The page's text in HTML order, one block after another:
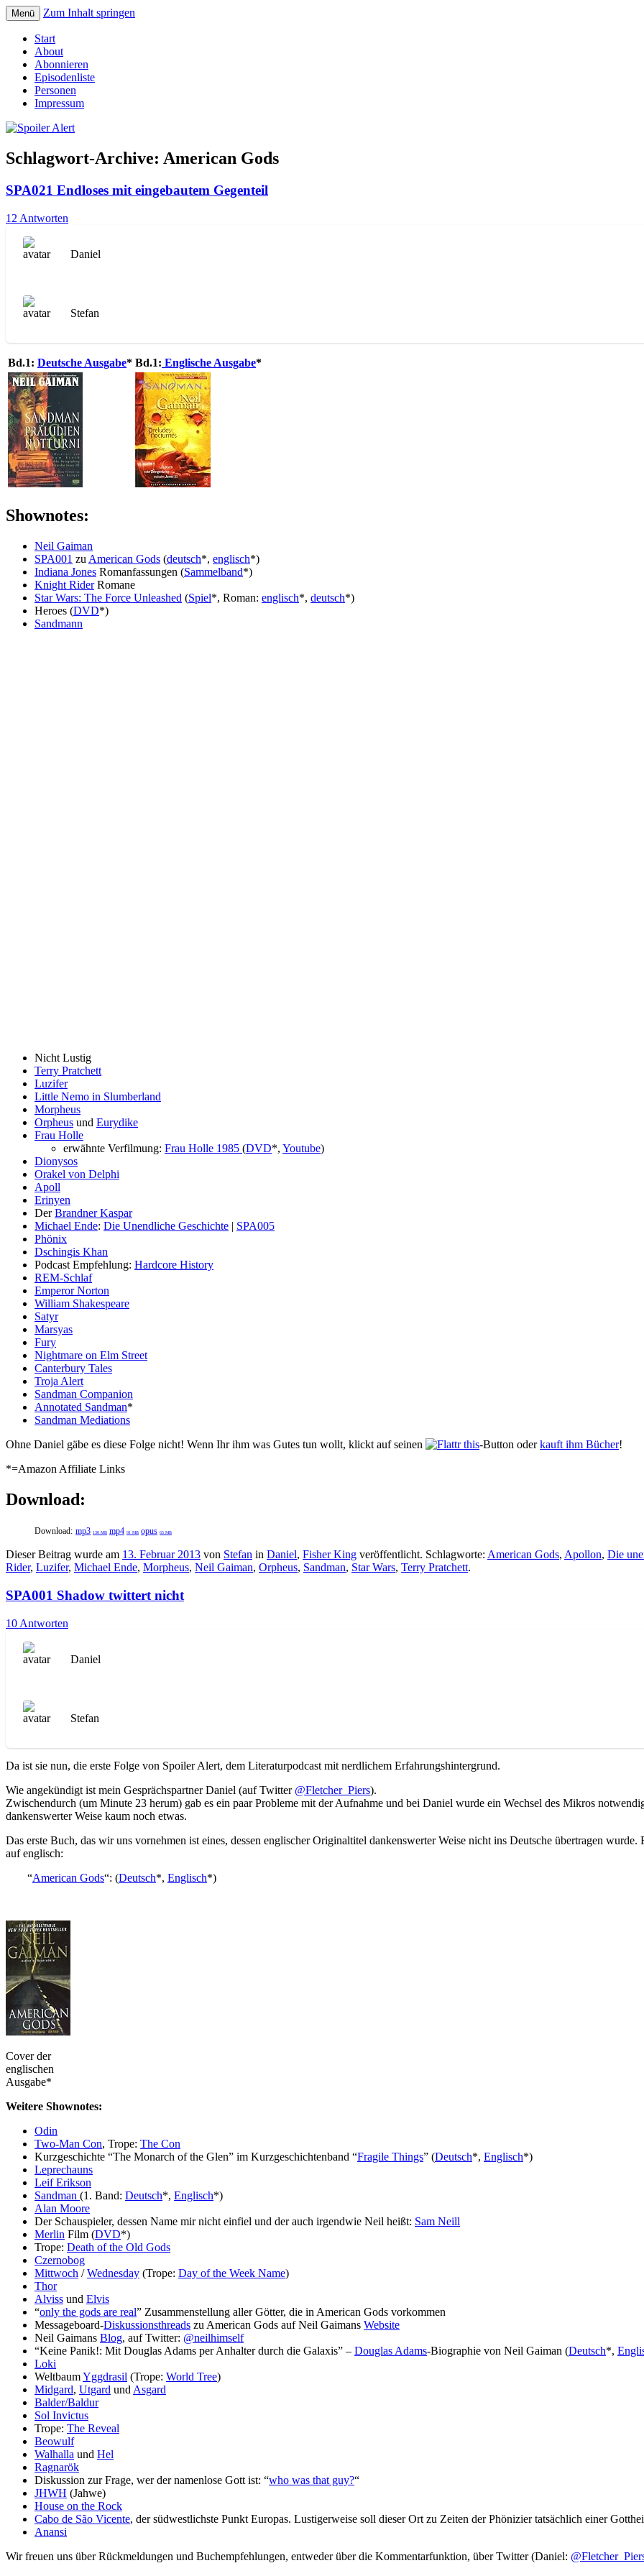
Spoiler Alert
Menü Zum Inhalt springen
Start
About
Abonnieren
Episodenliste
Personen
Impressum
Schlagwort-Archive: American Gods
SPA021 Endloses mit eingebautem Gegenteil
12 Antworten
Daniel
Stefan
Bd.1: Deutsche Ausgabe* Bd.1: Englische Ausgabe*
Shownotes:
Neil Gaiman
SPA001 zu American Gods (deutsch*, englisch*)
Indiana Jones Romanfassungen (Sammelband*)
Knight RiderRomane
Star Wars: The Force Unleashed (Spiel*, Roman: englisch*, deutsch*)
Heroes (DVD*)
Sandmann
Nicht Lustig
Terry Pratchett
Luzifer
Little Nemo in Slumberland
Morpheus
Orpheus und Eurydike
Frau Holle
erwähnte Verfilmung: Frau Holle 1985 (DVD*, Youtube)
Dionysos
Orakel von Delphi
Apoll
Erinyen
DerBrandner Kaspar
Michael Ende: Die Unendliche Geschichte | SPA005
Phönix
Dschingis Khan
Podcast Empfehlung: Hardcore History
REM-Schlaf
Emperor Norton
William Shakespeare
Satyr
Marsyas
Fury
Nightmare on Elm Street
Canterbury Tales
Troja Alert
Sandman Companion
Annotated Sandman*
Sandman Mediations
Ohne Daniel gäbe es diese Folge nicht! Wenn Ihr ihm was Gutes tun wollt, klickt auf seinen
-Button oderkauft ihm Bücher!
*=Amazon Affiliate Links
Download:
Download: mp3 130 MB mp4 91 MB opus 65 MB
Dieser Beitrag wurde am 13. Februar 2013 von Stefan in Daniel, Fisher King veröffentlicht. Schlagworte: American Gods, Apollon, Die
Rider, Luzifer, Michael Ende, Morpheus, Neil Gaiman, Orpheus, Sandman, Star Wars, Terry Pratchett.
SPA001 Shadow twittert nicht
10 Antworten
Daniel
Stefan
Da ist sie nun, die erste Folge von Spoiler Alert, dem Literaturpodcast mit nerdlichem Erfahrungshintergrund.
Wie angekündigt ist mein Gesprächspartner Daniel (auf Twitter @Fletcher_Piers).
Zwischendurch (um Minute 23 herum) gab es ein paar Probleme mit der Aufnahme und bei Daniel wurde ein Wechsel des Mikros
dankenswerter Weise kaum noch etwas.
Das erste Buch, das wir uns vornehmen ist eines, dessen englischer Originaltitel dankenswerter Weise nicht ins Deutsche übertragen wurde.
auf englisch:
“American Gods“: (Deutsch*, Englisch*)
Cover der
englischen
Ausgabe*
Weitere Shownotes:
Odin
Two-Man Con, Trope: The Con
Kurzgeschichte “The Monarch of the Glen” im Kurzgeschichtenband “Fragile Things” (Deutsch*, Englisch*)
Leprechauns
Leif Erikson
Sandman (1. Band: Deutsch*, Englisch*)
Alan Moore
Der Schauspieler, dessen Name mir nicht einfiel und der auch irgendwie Neil heißt: Sam Neill
Merlin Film (DVD*)
Trope: Death of the Old Gods
Czernobog
Mittwoch /Wednesday (Trope: Day of the Week Name)
Thor
Alviss und Elvis
“only the gods are real” Zusammenstellung aller Götter, die in American Gods vorkommen
Messageboard-Diskussionsthreads zu American Gods auf Neil Gaimans Website
Neil Gaimans Blog, auf Twitter: @neilhimself
“Keine Panik!: Mit Douglas Adams per Anhalter durch die Galaxis” – Douglas Adams-Biographie von Neil Gaiman (Deutsch*,
Loki
WeltbaumYggdrasil (Trope: World Tree)
Midgard, Utgard und Asgard
Balder/Baldur
Sol Invictus
Trope: The Reveal
Beowulf
Walhalla und Hel
Ragnarök
Diskussion zur Frage, wer der namenlose Gott ist: “who was that guy?“
JHWH (Jahwe)
House on the Rock
Cabo de São Vicente, der südwestlichste Punkt Europas. Lustigerweise soll dieser Ort zu Zeiten der Phönizier tatsächlich einer
Anansi
Wir freuen uns über Rückmeldungen und Buchempfehlungen, entweder über die Kommentarfunktion, über Twitter (Daniel: